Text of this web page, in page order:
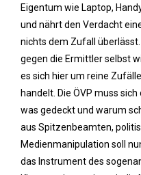
Eigentum wie Laptop,
und nährt den Verdacht
nichts dem Zufall
gegen die Ermittler selbst
es sich hier um reine
handelt. Die ÖVP muss
was gedeckt und warum
aus Spitzenbeamten,
Medienmanipulation soll
das Instrument des